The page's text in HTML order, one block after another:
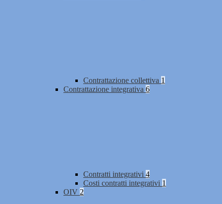
Contrattazione collettiva 1
Contrattazione integrativa 6
Contratti integrativi 4
Costi contratti integrativi 1
OIV 2